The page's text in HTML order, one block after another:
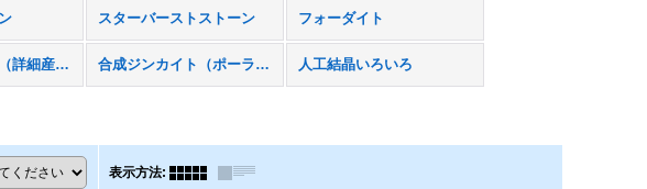
スターバーストストーン フォーダイト
合成ジンカイト（詳細産地不明） 合成ジンカイト（ポーランド産） 人工結晶いろいろ
表示方法: